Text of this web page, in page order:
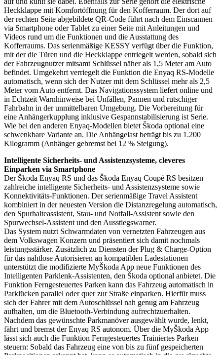
Heckklappe mit Komfortöffnung für den Kofferraum. Der dort auf
der rechten Seite abgebildete QR-Code führt nach dem Einscannen
via Smartphone oder Tablet zu einer Seite mit Anleitungen und
Videos rund um die Funktionen und die Ausstattung des
Kofferraums. Das serienmäßige KESSY verfügt über die Funktion,
mit der die Türen und die Heckklappe entriegelt werden, sobald sich
der Fahrzeugnutzer mitsamt Schlüssel näher als 1,5 Meter am Auto
befindet. Umgekehrt verriegelt die Funktion die Enyaq RS-Modelle
automatisch, wenn sich der Nutzer mit dem Schlüssel mehr als 2,5
Meter vom Auto entfernt. Das Navigationssystem liefert online und
in Echtzeit Warnhinweise bei Unfällen, Pannen und rutschiger
Fahrbahn in der unmittelbaren Umgebung. Die Vorbereitung für
eine Anhängerkupplung inklusive Gespannstabilisierung ist Serie.
Wie bei den anderen Enyaq-Modellen bietet Škoda optional eine
schwenkbare Variante an. Die Anhängelast beträgt bis zu 1.200
Kilogramm (Anhänger gebremst bei 12 % Steigung).
Intelligente Sicherheits- und Assistenzsysteme, cleveres
Einparken via Smartphone
Der Škoda Enyaq RS und das Škoda Enyaq Coupé RS besitzen
zahlreiche intelligente Sicherheits- und Assistenzsysteme sowie
Konnektivitäts-Funktionen. Der serienmäßige Travel Assistent
kombiniert in der neuesten Version die Distanzregelung automatisch,
den Spurhalteassistent, Stau- und Notfall-Assistent sowie den
Spurwechsel-Assistent und den Ausstiegswarner.
Das System nutzt Schwarmdaten von vernetzten Fahrzeugen aus
dem Volkswagen Konzern und präsentiert sich damit nochmals
leistungsstärker. Zusätzlich zu Diensten der Plug & Charge-Option
für das nahtlose Autorisieren an kompatiblen Ladestationen
unterstützt die modifizierte MyŠkoda App neue Funktionen des
Intelligenten Parklenk-Assistenten, den Škoda optional anbietet. Die
Funktion Ferngesteuertes Parken kann das Fahrzeug automatisch in
Parklücken parallel oder quer zur Straße einparken. Hierfür muss
sich der Fahrer mit dem Autoschlüssel nah genug am Fahrzeug
aufhalten, um die Bluetooth-Verbindung aufrechtzuerhalten.
Nachdem das gewünschte Parkmanöver ausgewählt wurde, lenkt,
fährt und bremst der Enyaq RS autonom. Über die MyŠkoda App
lässt sich auch die Funktion Ferngesteuertes Trainiertes Parken
steuern: Sobald das Fahrzeug eine von bis zu fünf gespeicherten